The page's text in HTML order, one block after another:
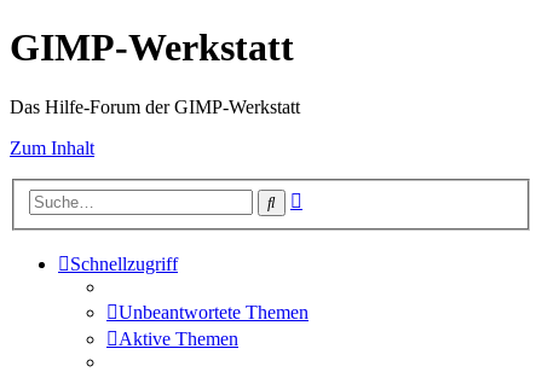
GIMP-Werkstatt
Das Hilfe-Forum der GIMP-Werkstatt
Zum Inhalt
Suche
Schnellzugriff
Unbeantwortete Themen
Aktive Themen